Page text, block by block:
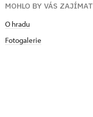
MOHLO BY VÁS ZAJÍMAT
O hradu
Fotogalerie